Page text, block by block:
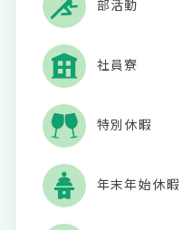
部活動
社員寮
特別休暇
年末年始休暇